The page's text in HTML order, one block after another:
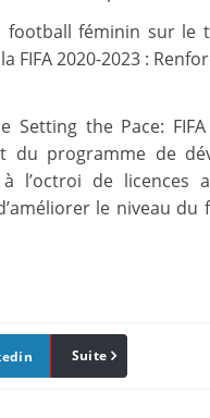
football féminin sur le
FIFA 2020-2023 :
Setting the Pace:
du programme de
à l’octroi de licences
le niveau
Pinterest
Suite